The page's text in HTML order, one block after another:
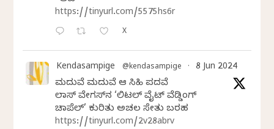
https://tinyurl.com/5575hs6r
X
Kendasampige @kendasampige · 8 Jun 2024
ಮದುವೆ ಮದುವೆ ಆ ಸಿಹಿ ಪದವೆ
ಲಾಸ್‌ ವೇಗಸ್‌ನ ‘ಲಿಟಲ್ ವೈಟ್ ವೆಡ್ಡಿಂಗ್
ಚಾಪೆಲ್’ ಕುರಿತು ಅಚಲ ಸೇತು ಬರಹ
https://tinyurl.com/2v28abrv